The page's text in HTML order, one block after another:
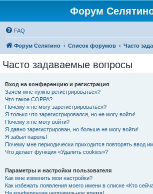
Форум
FAQ
Форум Селятино Список форумов Часто
Часто задаваемые вопросы
Вход на конференцию и регистрация
Зачем мне нужно регистрироваться?
Что такое COPPA?
Почему я не могу зарегистрироваться?
Я только что зарегистрировался, но не могу войти!
Почему я не могу войти?
Я давно зарегистрирован, но больше не могу войти!
Я забыл пароль!
Почему мне периодически приходится повторять ввод
Что делает функция «Удалить cookies»?
Параметры и настройки пользователя
Как мне изменить мои настройки?
Как избежать появления моего имени в списке «Кто